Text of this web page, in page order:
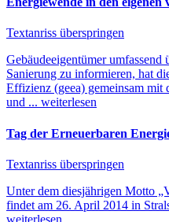
Textanriss überspringen
Gebäudeeigentümer umfassend
Sanierung zu informieren, hat
Effizienz (geea) gemeinsam mit
und ... weiterlesen
Tag der Erneuerbaren
Textanriss überspringen
Unter dem diesjährigen Motto
findet am 26. April 2014 in
weiterlesen